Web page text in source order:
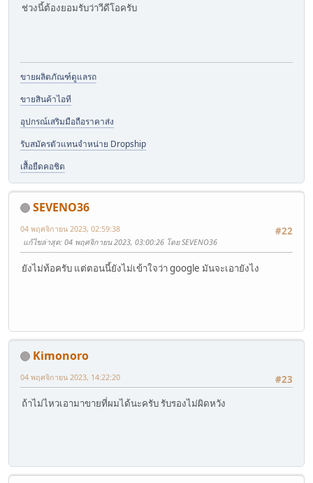
ช่วงนี้ต้องยอมรับว่าวีดีโอครับ
ขายผลิตภัณฑ์ดูแลรถ
ขายสินค้าไอที
อุปกรณ์เสริมมือถือราคาส่ง
รับสมัครตัวแทนจำหน่าย Dropship
เสื้อยืดคอชิด
SEVENO36
#22
04 พฤศจิกายน 2023, 02:59:38
แก้ไขล่าสุด: 04 พฤศจิกายน 2023, 03:00:26 โดย SEVENO36
ยังไม่ท้อครับ แต่ตอนนี้ยังไม่เข้าใจว่า google มันจะเอายังไง
Kimonoro
#23
04 พฤศจิกายน 2023, 14:22:20
ถ้าไม่ไหวเอามาขายที่ผมได้นะครับ รับรองไม่ผิดหวัง